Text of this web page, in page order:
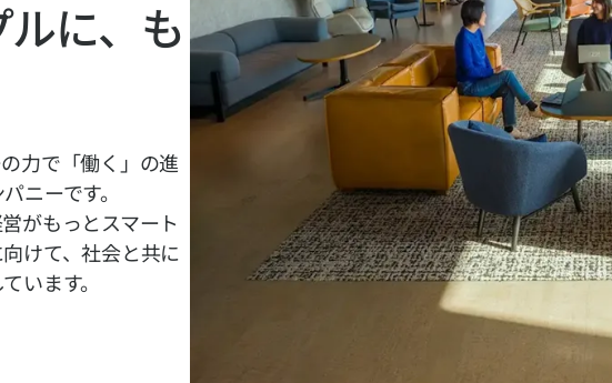
に、も
力で「働く」の進
ニーです。
がもっとスマート
けて、社会と共に
います。